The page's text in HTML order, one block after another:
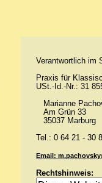
Verantwortlich im
Praxis für
USt.-Id.-Nr.: 31
Marianne
Am Grün 33
35037 Marburg
Tel.: 0 64 21 - 30
Email:
Rechtshinweis: